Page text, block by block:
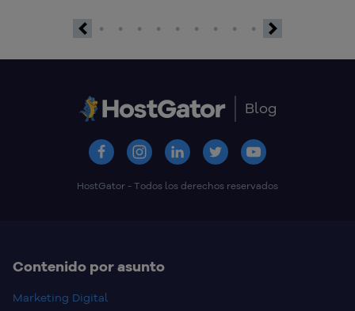
Blog
HostGator - Todos los derechos reservados
Contenido por asunto
Marketing Digital